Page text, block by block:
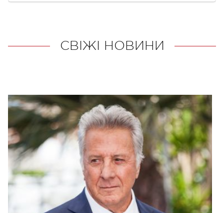
СВІЖІ НОВИНИ